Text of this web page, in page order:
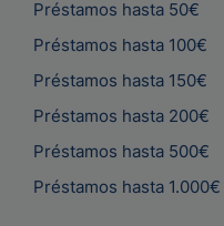
Préstamos hasta 50€
Préstamos hasta 100€
Préstamos hasta 150€
Préstamos hasta 200€
Préstamos hasta 500€
Préstamos hasta 1.000€